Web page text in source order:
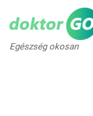
Egészség okosan